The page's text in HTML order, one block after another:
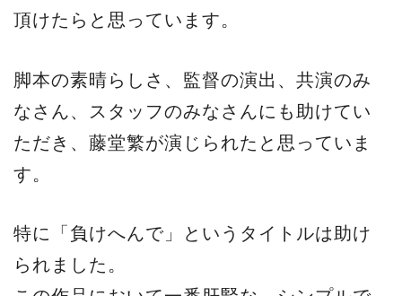
頂けたらと思っています。
脚本の素晴らしさ、監督の演出、共演のみ
なさん、スタッフのみなさんにも助けてい
ただき、藤堂繁が演じられたと思っていま
す。
特に「負けへんで」というタイトルは助け
られました。